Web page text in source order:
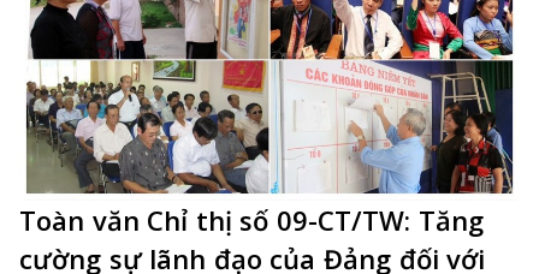
Toàn văn Chỉ thị số 09-CT/TW: Tăng
cường sự lãnh đạo của Đảng đối với